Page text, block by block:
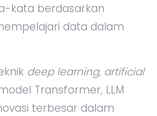
kata berdasarkan
data dalam
deep learning, artificial
Transformer, LLM
terbesar dalam